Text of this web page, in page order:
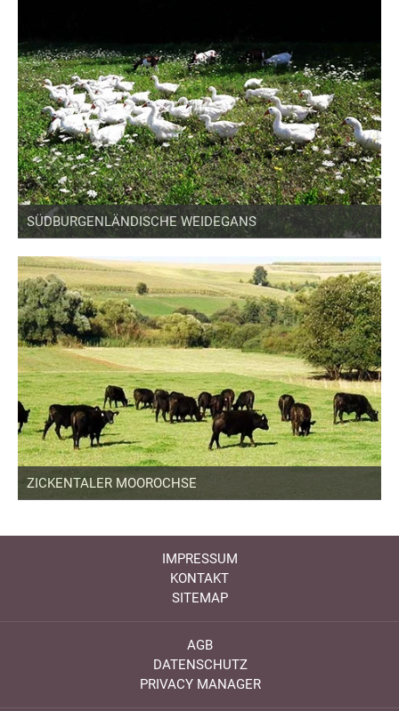
SÜDBURGENLÄNDISCHE WEIDEGANS
ZICKENTALER MOOROCHSE
IMPRESSUM
KONTAKT
SITEMAP
AGB
DATENSCHUTZ
PRIVACY MANAGER